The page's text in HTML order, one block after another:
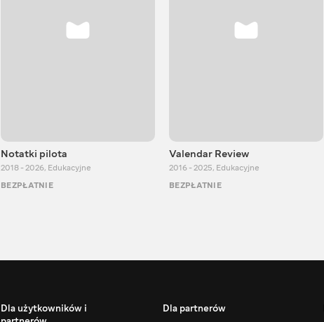
Notatki pilota
2018 - 2026, Edukacyjne
BEZPŁATNIE
Valendar Review
2016 - 2025, Edukacyjne
BEZPŁATNIE
Dla użytkowników i
Dla partnerów